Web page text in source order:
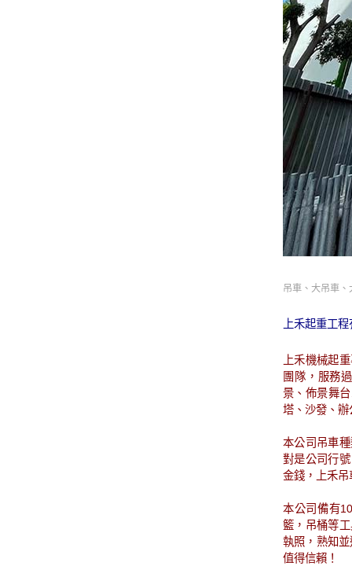
吊車、大吊車
上禾起重工
上禾機械起
團隊，服務
景、佈景舞
塔、沙發、
本公司吊車
對是公司行
金錢，上禾
本公司備有
籃，吊桶等
執照，熟知
值得信賴！